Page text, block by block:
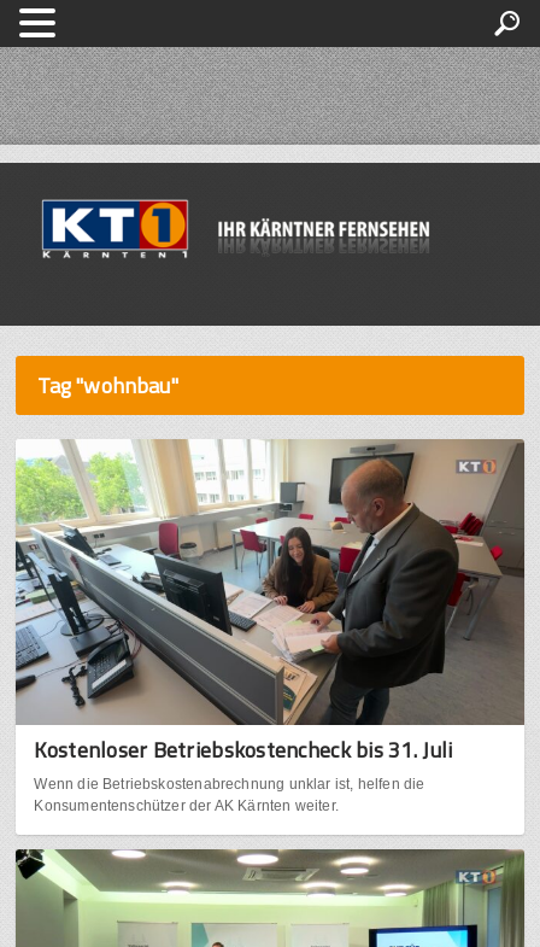
Tag "wohnbau"
Kostenloser Betriebskostencheck bis 31. Juli
Wenn die Betriebskostenabrechnung unklar ist, helfen die
Konsumentenschützer der AK Kärnten weiter.